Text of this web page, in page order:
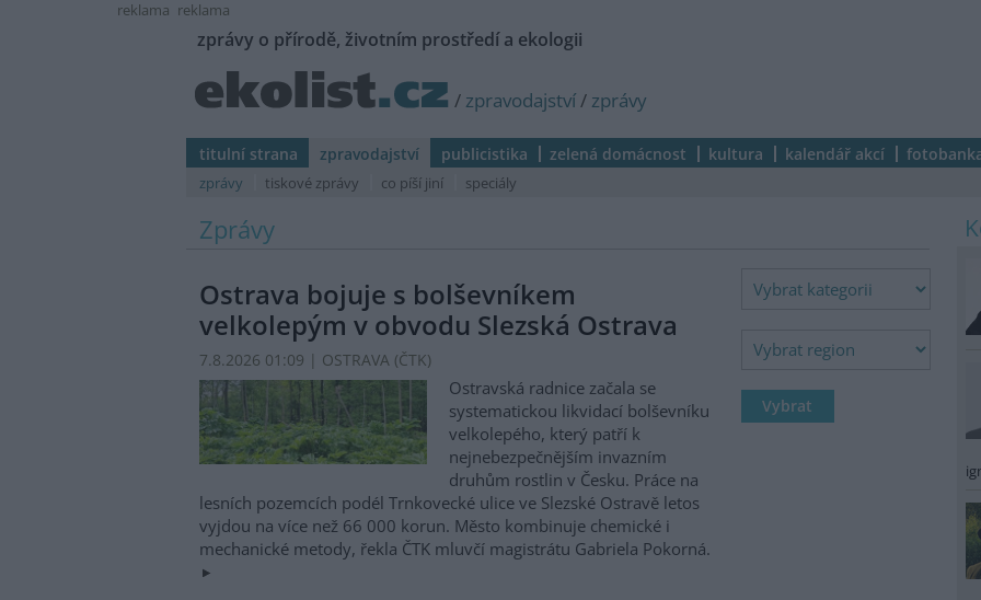
reklama reklama
zprávy o přírodě, životním prostředí a ekologii
/ zpravodajství/ zprávy
titulní strana zpravodajství publicistika zelená domácnost kultura kalendář akcí
zprávy tiskové zprávy co píší jiní speciály
Zprávy
Ostrava bojuje s bolševníkem
velkolepým v obvodu Slezská Ostrava
7.8.2026 01:09 | OSTRAVA (ČTK)
Ostravská radnice začala se
systematickou likvidací bolševníku
velkolepého, který patří k
nejnebezpečnějším invazním
druhům rostlin v Česku. Práce na
lesních pozemcích podél Trnkovecké ulice ve Slezské Ostravě letos
vyjdou na více než 66 000 korun. Město kombinuje chemické i
mechanické metody, řekla ČTK mluvčí magistrátu Gabriela Pokorná.